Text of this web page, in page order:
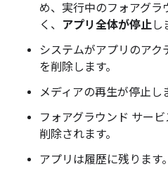
め、実行中のフォアグラ
く、 アプリ全体が停止し
システムがアプリのアク
を削除します。
メディアの再生が停止し
フォアグラウンド サー
削除されます。
アプリは履歴に残ります。